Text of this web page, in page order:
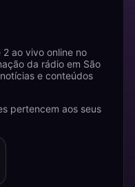
2 ao vivo online no
da rádio em São
e conteúdos
pertencem aos seus